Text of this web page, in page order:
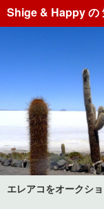
Shige & Happy の
エレアコをオークシ